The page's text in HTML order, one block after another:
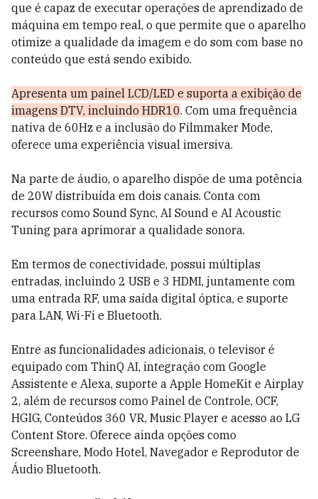
que é capaz de executar operações de aprendizado de
máquina em tempo real, o que permite que o aparelho
otimize a qualidade da imagem e do som com base no
conteúdo que está sendo exibido.
Apresenta um painel LCD/LED e suporta a exibição de
imagens DTV, incluindo HDR10. Com uma frequência
nativa de 60Hz e a inclusão do Filmmaker Mode,
oferece uma experiência visual imersiva.
Na parte de áudio, o aparelho dispõe de uma potência
de 20W distribuída em dois canais. Conta com
recursos como Sound Sync, AI Sound e AI Acoustic
Tuning para aprimorar a qualidade sonora.
Em termos de conectividade, possui múltiplas
entradas, incluindo 2 USB e 3 HDMI, juntamente com
uma entrada RF, uma saída digital óptica, e suporte
para LAN, Wi-Fi e Bluetooth.
Entre as funcionalidades adicionais, o televisor é
equipado com ThinQ AI, integração com Google
Assistente e Alexa, suporte a Apple HomeKit e Airplay
2, além de recursos como Painel de Controle, OCF,
HGIG, Conteúdos 360 VR, Music Player e acesso ao LG
Content Store. Oferece ainda opções como
Screenshare, Modo Hotel, Navegador e Reprodutor de
Áudio Bluetooth.